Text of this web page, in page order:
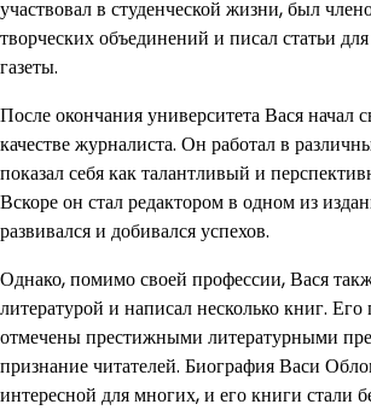
участвовал в студенческой жизни, был
творческих объединений и писал статьи
газеты.
После окончания университета Вася начал
качестве журналиста. Он работал в
показал себя как талантливый и
Вскоре он стал редактором в одном из
развивался и добивался успехов.
Однако, помимо своей профессии, Вася
литературой и написал несколько книг.
отмечены престижными литературными
признание читателей. Биография Васи
интересной для многих, и его книги стали